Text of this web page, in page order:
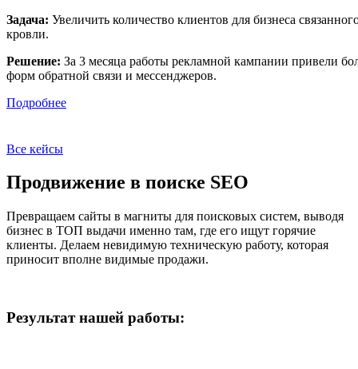
Задача: Увеличить количество клиентов для бизнеса
кровли.
Решение: За 3 месяца работы рекламной кампании привели
форм обратной связи и мессенджеров.
Подробнее
Все кейсы
Продвижение в поиске SEO
Превращаем сайты в магниты для поисковых систем, выводя
бизнес в ТОП выдачи именно там, где его ищут горячие
клиенты. Делаем невидимую техническую работу, которая
приносит вполне видимые продажи.
Результат нашей работы: